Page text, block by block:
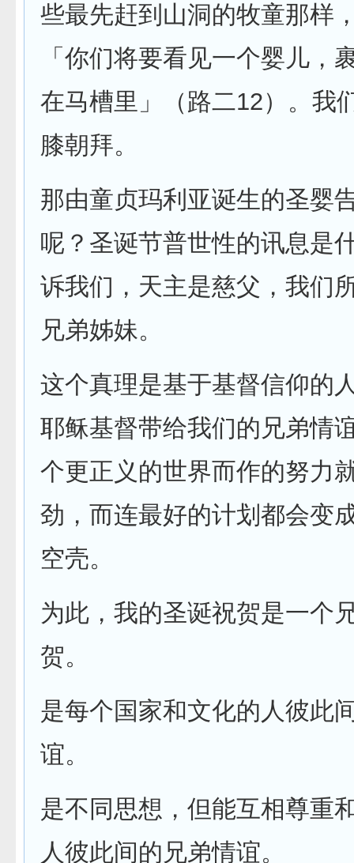
些最先赶到山洞的牧童那样
「你们将要看见一个婴儿，
在马槽里」（路二12）。我
膝朝拜。
那由童贞玛利亚诞生的圣婴
呢？圣诞节普世性的讯息是
诉我们，天主是慈父，我们
兄弟姊妹。
这个真理是基于基督信仰的
耶稣基督带给我们的兄弟情
个更正义的世界而作的努力
劲，而连最好的计划都会变
空壳。
为此，我的圣诞祝贺是一个
贺。
是每个国家和文化的人彼此
谊。
是不同思想，但能互相尊重
人彼此间的兄弟情谊。